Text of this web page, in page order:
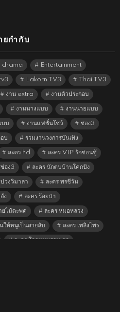
ยกำกับ
drama Entertainment
Lakorn TV3 Thai TV3
งาน extra งานตัวประกอบ
งานนางแบบ งานนายแบบ
บบ งานแฟชั่นโชว์ ช่อง3
บ รวมงานวงการบันเทิง
ละคร hd ละคร VIP รักซ่อนชู้
อง3 ละคร นักตบบ้านโคกปัง
บ่วงวิมาลา ละคร พรชีวัน
ง ละคร ร้อยป่า
ยไม้ตะพด ละคร หมอหลวง
ให้หนูเป็นสายลับ ละคร เพลิงไพร
ละคร โลกหมุนรอบเธอ